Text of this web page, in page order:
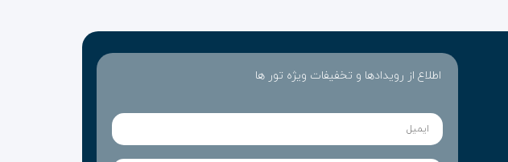
اطلاع از رویدادها و تخفیفات ویژه تور ها